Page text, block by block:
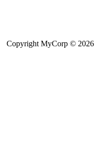
Copyright MyCorp © 2026